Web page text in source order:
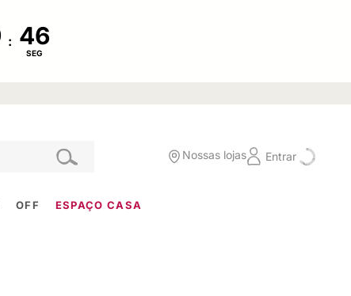
:
SEG
Nossas lojas Entrar
OFF ESPAÇO CASA